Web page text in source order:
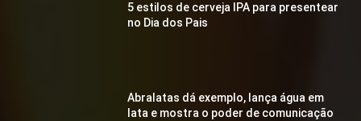
5 estilos de cerveja IPA para presentear
no Dia dos Pais
Abralatas dá exemplo, lança água em
lata e mostra o poder de comunicação